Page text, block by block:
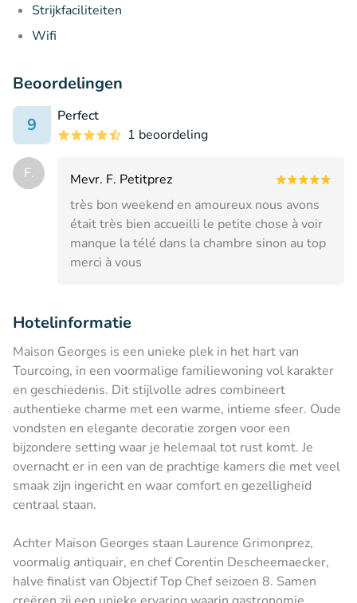
Strijkfaciliteiten
Wifi
Beoordelingen
9
Perfect
1 beoordeling
F.
Mevr. F. Petitprez
très bon weekend en amoureux nous avons
était très bien accueilli le petite chose à voir
manque la télé dans la chambre sinon au top
merci à vous
Hotelinformatie
Maison Georges is een unieke plek in het hart van
Tourcoing, in een voormalige familiewoning vol karakter
en geschiedenis. Dit stijlvolle adres combineert
authentieke charme met een warme, intieme sfeer. Oude
vondsten en elegante decoratie zorgen voor een
bijzondere setting waar je helemaal tot rust komt. Je
overnacht er in een van de prachtige kamers die met veel
smaak zijn ingericht en waar comfort en gezelligheid
centraal staan.
Achter Maison Georges staan Laurence Grimonprez,
voormalig antiquair, en chef Corentin Descheemaecker,
halve finalist van Objectif Top Chef seizoen 8. Samen